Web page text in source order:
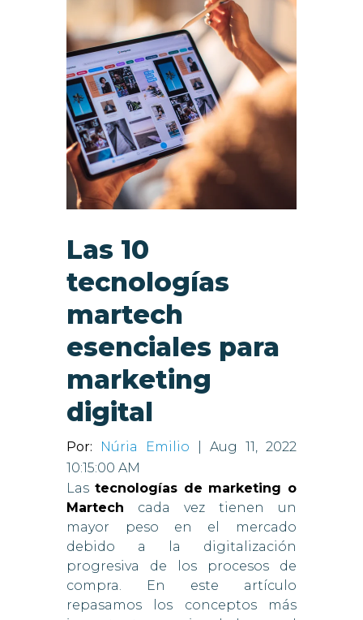
Las 10
tecnologías
martech
esenciales para
marketing
digital
Por: Núria Emilio | Aug 11, 2022
10:15:00 AM
Las tecnologías de marketing o
Martech cada vez tienen un
mayor peso en el mercado
debido a la digitalización
progresiva de los procesos de
compra. En este artículo
repasamos los conceptos más